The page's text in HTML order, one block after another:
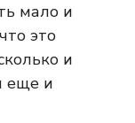
мало и
это
и
еще и